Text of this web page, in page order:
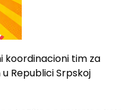
koordinacioni tim za
Republici Srpskoj